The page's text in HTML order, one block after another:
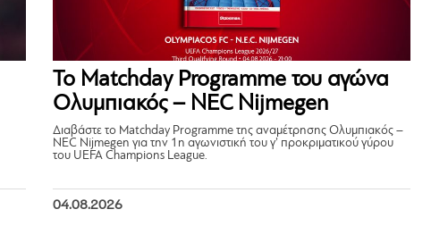
Το Matchday Programme του αγώνα
Ολυμπιακός – NEC Nijmegen
Διαβάστε το Matchday Programme της αναμέτρησης Ολυμπιακός –
NEC Nijmegen για την 1η αγωνιστική του γ’ προκριματικού γύρου
του UEFA Champions League.
04.08.2026